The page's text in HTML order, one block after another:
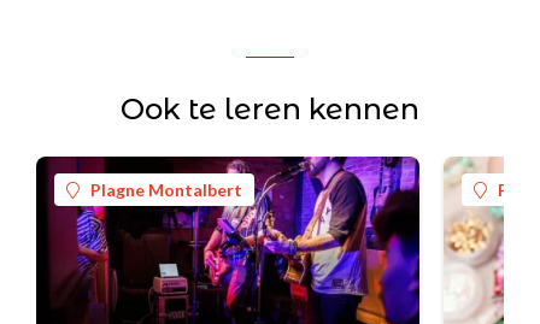
Ook te leren kennen
Plagne Montalbert